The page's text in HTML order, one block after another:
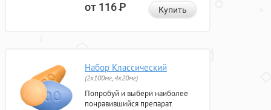
от 116Р Купить
Набор Классический
(2x100мг, 4x20мг)
Попробуй и выбери наиболее
понравившийся препарат.